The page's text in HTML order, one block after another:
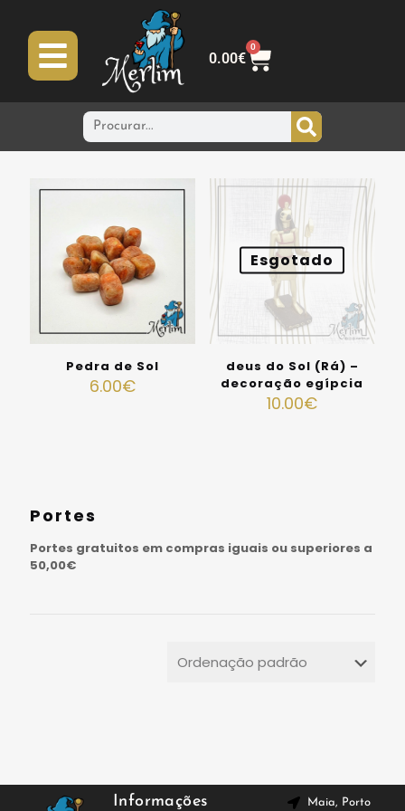
0.00€
0
Pedra de Sol
6.00€
Esgotado
deus do Sol (Rá) –
decoração egípcia
10.00€
Portes
Portes gratuitos em compras iguais ou superiores a
50,00€
Informações Maia, Porto